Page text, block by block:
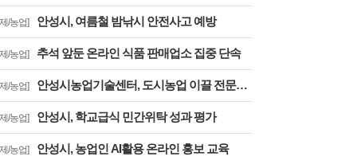
/농업] 안성시, 여름철 밤낚시 안전사고 예방
/농업] 추석 앞둔 온라인 식품 판매업소 집중 단속
/농업] 안성시농업기술센터, 도시농업 이끌 전문인력 15명 배출
/농업] 안성시, 학교급식 민간위탁 성과 평가
/농업] 안성시, 농업인 AI활용 온라인 홍보 교육